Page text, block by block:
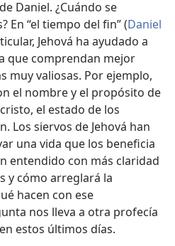
Daniel. ¿Cuándo se
En “el tiempo del fin” (Daniel
Jehová ha ayudado a
que comprendan mejor
muy valiosas. Por ejemplo,
el nombre y el propósito de
el estado de los
Los siervos de Jehová han
una vida que los beneficia
entendido con más claridad
y cómo arreglará la
hacen con ese
nos lleva a otra profecía
estos últimos días.